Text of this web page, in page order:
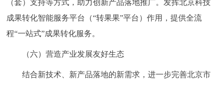
（套）支持等方式，助力创新产品落地推广。发挥北京科技
成果转化智能服务平台（“转果果”平台）作用，提供全流
程“一站式”成果转化服务。
（六）营造产业发展友好生态
结合新技术、新产品落地的新需求，进一步完善北京市